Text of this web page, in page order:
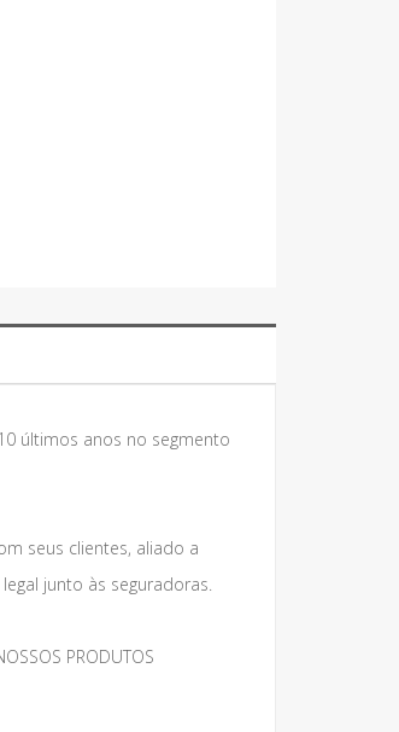
últimos anos no segmento
seus clientes, aliado a
junto às seguradoras.
PRODUTOS